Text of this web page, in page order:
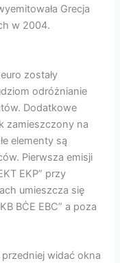
Grecja
w 2004.
zostały
odróżnianie
Dodatkowe
zamieszczony na
elementy są
Pierwsza emisji
EKP” przy
umieszcza się
BĊE EBC” a poza
widać okna